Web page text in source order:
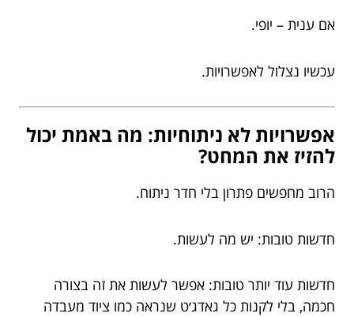
אם ענית – יופי.
עכשיו נצלול לאפשרויות.
אפשרויות לא ניתוחיות: מה באמת יכול
להזיז את המחט?
הרוב מחפשים פתרון בלי חדר ניתוח.
חדשות טובות: יש מה לעשות.
חדשות עוד יותר טובות: אפשר לעשות את זה בצורה
חכמה, בלי לקנות כל גאדג׳ט שנראה כמו ציוד מעבדה